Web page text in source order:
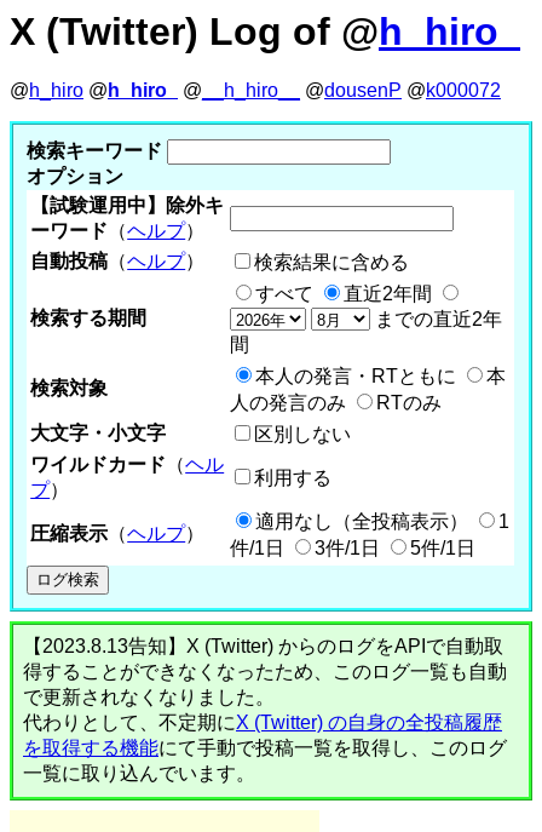
X (Twitter) Log of @h_hiro_
@h_hiro @ h_hiro_ @ __h_hiro__ @dousenP @k000072
検索キーワード
オプション
【試験運用中】除外キ
ーワード （ヘルプ）
自動投稿 （ヘルプ） 検索結果に含める
検索する期間
すべて
直近2年間
までの直近2年
間
検索対象
本人の発言・RTともに
本
人の発言のみ
RTのみ
大文字・小文字
区別しない
ワイルドカード （ヘル
プ）
利用する
圧縮表示 （ヘルプ）
適用なし（全投稿表示）
1
件/1日
3件/1日 5件/1日
【2023.8.13告知】X (Twitter) からのログをAPIで自動取
得することができなくなったため、このログ一覧も自動
で更新されなくなりました。
代わりとして、不定期にX (Twitter) の自身の全投稿履歴
を取得する機能にて手動で投稿一覧を取得し、このログ
一覧に取り込んでいます。